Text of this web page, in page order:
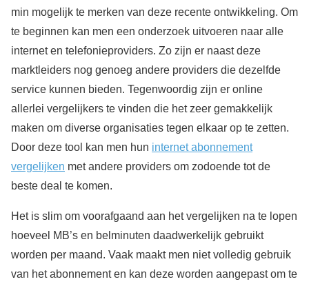
min mogelijk te merken van deze recente ontwikkeling. Om
te beginnen kan men een onderzoek uitvoeren naar alle
internet en telefonieproviders. Zo zijn er naast deze
marktleiders nog genoeg andere providers die dezelfde
service kunnen bieden. Tegenwoordig zijn er online
allerlei vergelijkers te vinden die het zeer gemakkelijk
maken om diverse organisaties tegen elkaar op te zetten.
Door deze tool kan men hun internet abonnement
vergelijken met andere providers om zodoende tot de
beste deal te komen.
Het is slim om voorafgaand aan het vergelijken na te lopen
hoeveel MB’s en belminuten daadwerkelijk gebruikt
worden per maand. Vaak maakt men niet volledig gebruik
van het abonnement en kan deze worden aangepast om te